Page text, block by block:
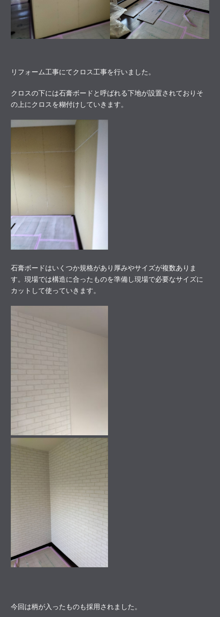
リフォーム工事にてクロス工事を行いました。
クロスの下には石膏ボードと呼ばれる下地が設置されておりそ
の上にクロスを糊付けしていきます。
石膏ボードはいくつか規格があり厚みやサイズが複数ありま
す。現場では構造に合ったものを準備し現場で必要なサイズに
カットして使っていきます。
今回は柄が入ったものも採用されました。